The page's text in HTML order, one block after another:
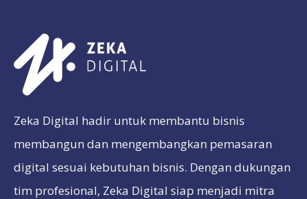
Zeka Digital hadir untuk membantu bisnis
membangun dan mengembangkan pemasaran
digital sesuai kebutuhan bisnis. Dengan dukungan
tim profesional, Zeka Digital siap menjadi mitra